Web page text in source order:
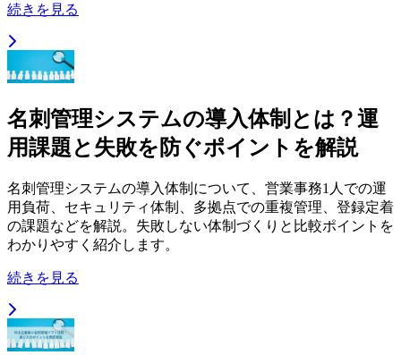
続きを見る
名刺管理システムの導入体制とは？運
用課題と失敗を防ぐポイントを解説
名刺管理システムの導入体制について、営業事務1人での運
用負荷、セキュリティ体制、多拠点での重複管理、登録定着
の課題などを解説。失敗しない体制づくりと比較ポイントを
わかりやすく紹介します。
続きを見る